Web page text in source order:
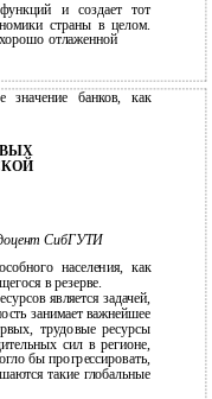
и создает тот
страны в целом.
отлаженной
банков, как
СибГУТИ
населения, как
в резерве.
является задачей,
занимает важнейшее
трудовые ресурсы
сил в регионе,
бы прогрессировать,
такие глобальные